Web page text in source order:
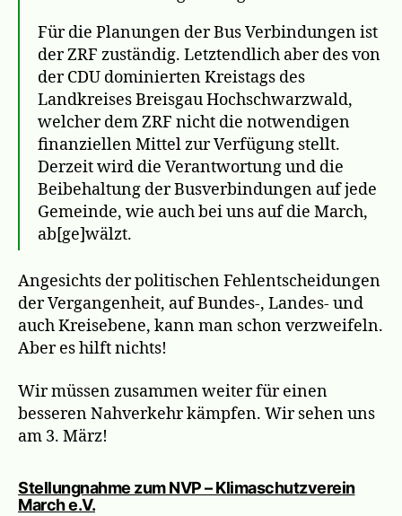
Für die Planungen der Bus Verbindungen ist
der ZRF zuständig. Letztendlich aber des von
der CDU dominierten Kreistags des
Landkreises Breisgau Hochschwarzwald,
welcher dem ZRF nicht die notwendigen
finanziellen Mittel zur Verfügung stellt.
Derzeit wird die Verantwortung und die
Beibehaltung der Busverbindungen auf jede
Gemeinde, wie auch bei uns auf die March,
ab[ge]wälzt.
Angesichts der politischen Fehlentscheidungen
der Vergangenheit, auf Bundes-, Landes- und
auch Kreisebene, kann man schon verzweifeln.
Aber es hilft nichts!
Wir müssen zusammen weiter für einen
besseren Nahverkehr kämpfen. Wir sehen uns
am 3. März!
Stellungnahme zum NVP – Klimaschutzverein
March e.V.sagt: